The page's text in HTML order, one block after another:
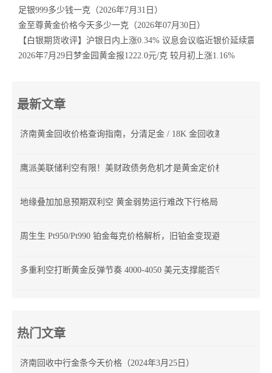
足银999多少钱一克（2026年7月31日）
金至尊黄金价格今天多少一克（2026年07月30日）
【白银期货收评】沪银日内上涨0.34% 议息会议临近银价延续震荡
2026年7月29日梦金园黄金报1222.0元/克 较月初上涨1.16%
最新文章
济南黄金回收价格查询指南，分清足金 / 18K 金回收差价
鹰派美联储利空有限！美财政债务危机才是黄金定价核心
地缘叠加加息预期双利空 黄金弱势运行难改下行格局
周生生 Pt950/Pt990 铂金每克价格解析，旧铂金变现避坑指南
多重利空打断黄金反弹节奏 4000-4050 美元支撑能否守住？
热门文章
济南回收中行金条今天价格（2024年3月25日）